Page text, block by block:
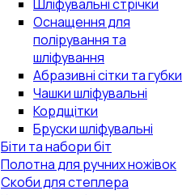
Шліфувальні стрічки
Оснащення для
полірування та
шліфування
Абразивні сітки та губки
Чашки шліфувальні
Кордщітки
Бруски шліфувальні
Біти та набори біт
Полотна для ручних ножівок
Скоби для степлера